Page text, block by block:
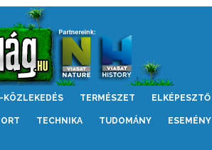
KÖZLEKEDÉS TERMÉSZET ELKÉPESZTŐ
TECHNIKA TUDOMÁNY ESEMÉNY